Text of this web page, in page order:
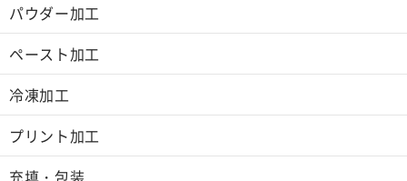
パウダー加工
ペースト加工
冷凍加工
プリント加工
充填・包装